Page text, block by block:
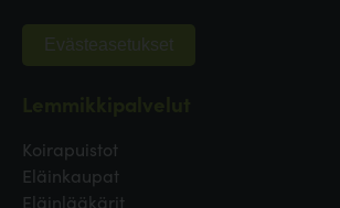
Evästeasetukset
Koirapuistot
Eläinkaupat
Eläinlääkärit